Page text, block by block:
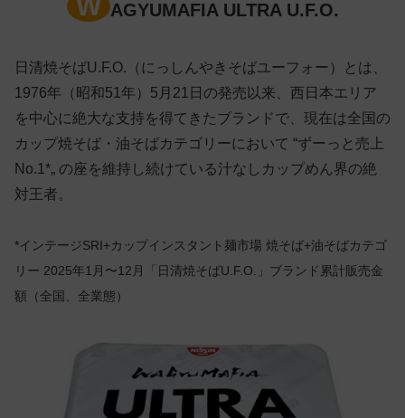
W AGYUMAFIA ULTRA U.F.O.
日清焼そばU.F.O.（にっしんやきそばユーフォー）とは、
1976年（昭和51年）5月21日の発売以来、西日本エリア
を中心に絶大な支持を得てきたブランドで、現在は全国の
カップ焼そば・油そばカテゴリーにおいて “ずーっと売上
No.1*„ の座を維持し続けている汁なしカップめん界の絶
対王者。
*インテージSRI+カップインスタント麺市場 焼そば+油そばカテゴ
リー 2025年1月〜12月「日清焼そばU.F.O.」ブランド累計販売金
額（全国、全業態）